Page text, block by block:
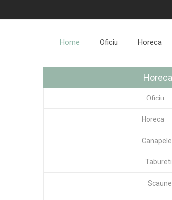
Home Oficiu Horeca
Horeca
Oficiu
Horeca
Canapele
Tabureti
Scaune